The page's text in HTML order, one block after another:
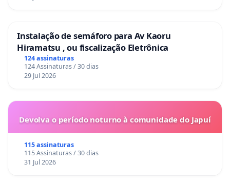
Instalação de semáforo para Av Kaoru
Hiramatsu , ou fiscalização Eletrônica
124 assinaturas
124 Assinaturas / 30 dias
29 Jul 2026
Devolva o período noturno à comunidade do Japuí
115 assinaturas
115 Assinaturas / 30 dias
31 Jul 2026